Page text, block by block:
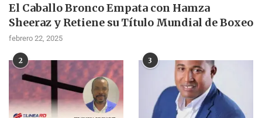
El Caballo Bronco Empata con Hamza
Sheeraz y Retiene su Título Mundial de Boxeo
febrero 22, 2025
2 3